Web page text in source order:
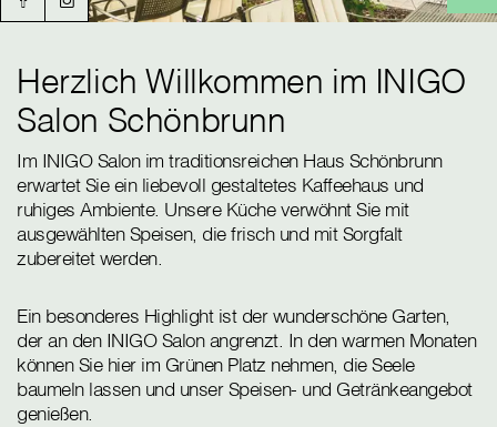
Herzlich Willkommen im INIGO
Salon Schönbrunn
Im INIGO Salon im traditionsreichen Haus Schönbrunn
erwartet Sie ein liebevoll gestaltetes Kaffeehaus und
ruhiges Ambiente. Unsere Küche verwöhnt Sie mit
ausgewählten Speisen, die frisch und mit Sorgfalt
zubereitet werden.
Ein besonderes Highlight ist der wunderschöne Garten,
der an den INIGO Salon angrenzt. In den warmen Monaten
können Sie hier im Grünen Platz nehmen, die Seele
baumeln lassen und unser Speisen- und Getränkeangebot
genießen.